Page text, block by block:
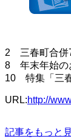
2 三春町合併
8 年末年始の
10 特集「三
URL:http://
記事をもっと